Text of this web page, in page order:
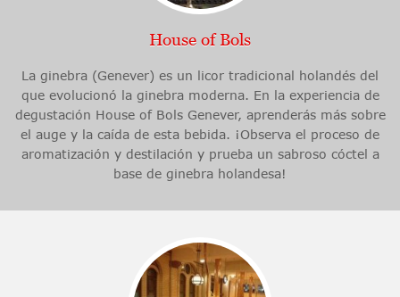
House of Bols
La ginebra (Genever) es un licor tradicional holandés del
que evolucionó la ginebra moderna. En la experiencia de
degustación House of Bols Genever, aprenderás más sobre
el auge y la caída de esta bebida. ¡Observa el proceso de
aromatización y destilación y prueba un sabroso cóctel a
base de ginebra holandesa!